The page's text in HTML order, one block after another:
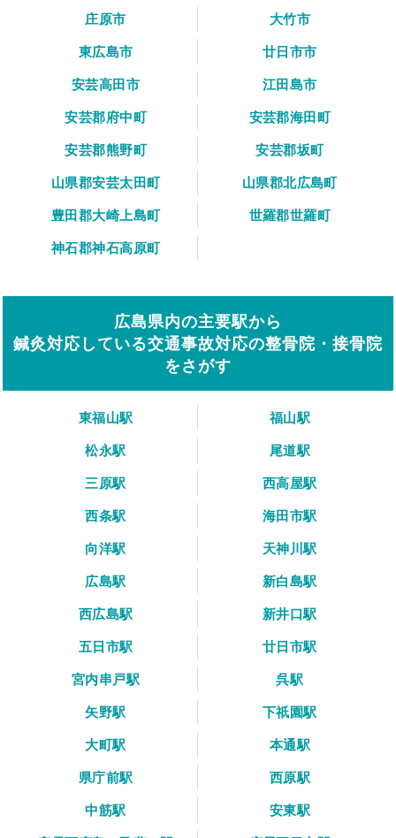
庄原市
大竹市
東広島市
廿日市市
安芸高田市
江田島市
安芸郡府中町
安芸郡海田町
安芸郡熊野町
安芸郡坂町
山県郡安芸太田町
山県郡北広島町
豊田郡大崎上島町
世羅郡世羅町
神石郡神石高原町
広島県内の主要駅から
鍼灸対応している交通事故対応の整骨院・接骨院
をさがす
東福山駅
福山駅
松永駅
尾道駅
三原駅
西高屋駅
西条駅
海田市駅
向洋駅
天神川駅
広島駅
新白島駅
西広島駅
新井口駅
五日市駅
廿日市駅
宮内串戸駅
呉駅
矢野駅
下祇園駅
大町駅
本通駅
県庁前駅
西原駅
中筋駅
安東駅